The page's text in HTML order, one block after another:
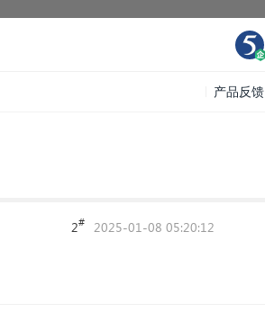
产品反馈
2# 2025-01-08 05:20:12